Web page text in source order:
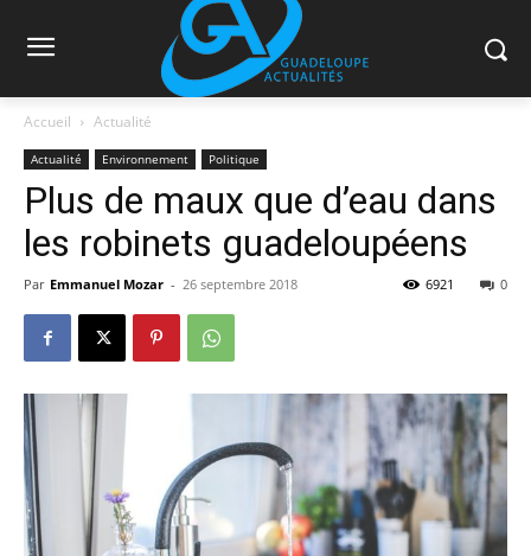
Accueil Actualité
Actualité Environnement Politique
Plus de maux que d’eau dans
les robinets guadeloupéens
Par Emmanuel Mozar - 26 septembre 2018 0
6921